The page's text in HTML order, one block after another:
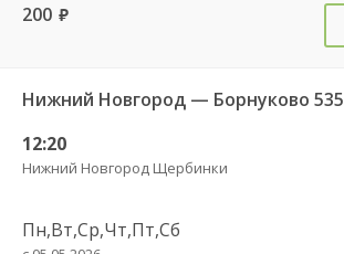
200 руб.
Нижний Новгород — Борнуково 535
12:20
Нижний Новгород Щербинки
Пн,Вт,Ср,Чт,Пт,Сб